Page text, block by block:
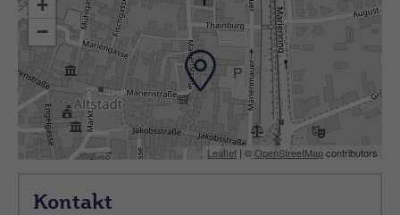
+
−
Leaflet | ©OpenStreetMapcontributors
Kontakt